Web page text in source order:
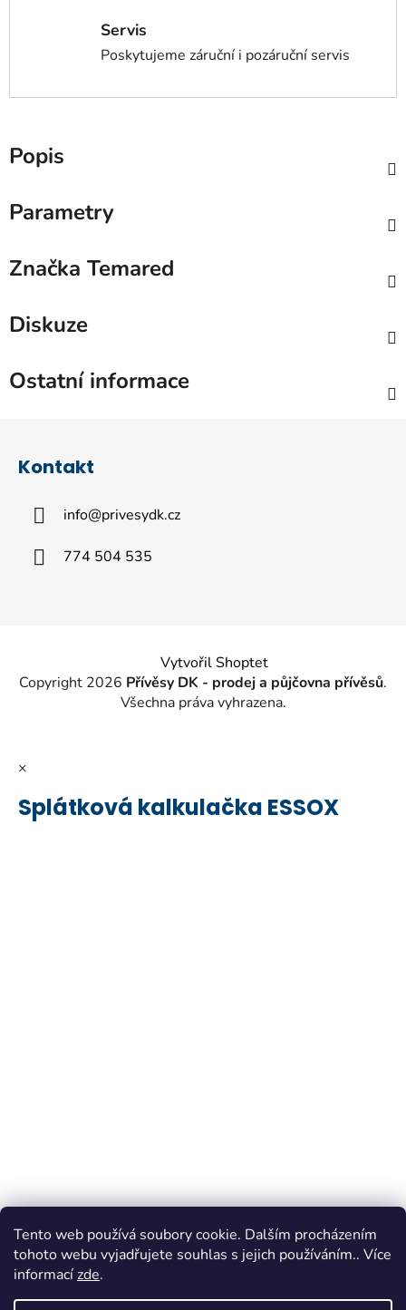
Tento web používá soubory cookie. Dalším procházením
tohoto webu vyjadřujete souhlas s jejich používáním.. Více
informacízde.
Servis
Poskytujeme záruční i pozáruční servis
Popis
Parametry
Značka Temared
Diskuze
Ostatní informace
Kontakt
info@privesydk.cz
774 504 535
Vytvořil Shoptet
Copyright 2026 Přívěsy DK - prodej a půjčovna přívěsů.
Všechna práva vyhrazena.
×
Splátková kalkulačka ESSOX